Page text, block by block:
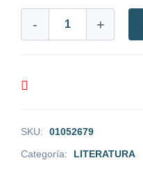
- +
SKU:
01052679
Categoría:
LITERATURA